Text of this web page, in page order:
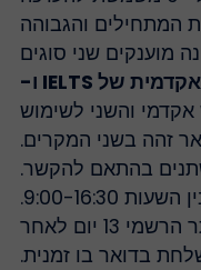
לרמת המתחילים והגבוהה
שני סוגים
הדרכה אקדמית של IELTS ו-
והשני לשימוש
בשני המקרים.
בהתאם להקשר.
הבחינה נעשית ביום אחד בין השעות 9:00-16:30.
למועמדים יש גישה לתוצאות באתר הרשמי 13 יום לאחר
בדואר בו זמנית.